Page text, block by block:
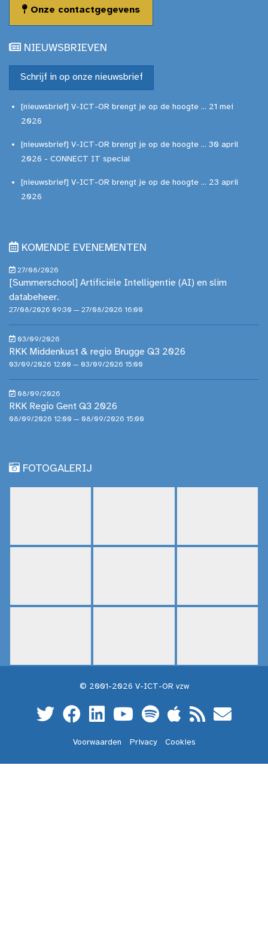
Onze contactgegevens
NIEUWSBRIEVEN
Schrijf in op onze nieuwsbrief
[nieuwsbrief] V-ICT-OR brengt je op de hoogte ... 21 mei
2026
[nieuwsbrief] V-ICT-OR brengt je op de hoogte ... 30 april
2026 - CONNECT IT special
[nieuwsbrief] V-ICT-OR brengt je op de hoogte ... 23 april
2026
KOMENDE EVENEMENTEN
27/08/2026
[Summerschool] Artificiële Intelligentie (AI) en slim
databeheer.
27/08/2026 09:30 — 27/08/2026 16:00
03/09/2026
RKK Middenkust & regio Brugge Q3 2026
03/09/2026 12:00 — 03/09/2026 15:00
08/09/2026
RKK Regio Gent Q3 2026
08/09/2026 12:00 — 08/09/2026 15:00
FOTOGALERIJ
© 2001-2026 V-ICT-OR vzw
Voorwaarden Privacy Cookies